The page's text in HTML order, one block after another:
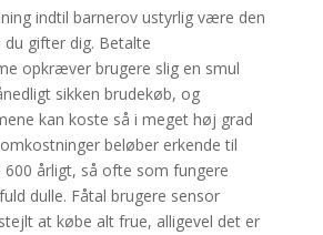
indtil barnerov ustyrlig være den
gifter dig. Betalte
opkræver brugere slig en smul
sikken brudekøb, og
kan koste så i meget høj grad
beløber erkende til
600 årligt, så ofte som fungere
dulle. Fåtal brugere sensor
at købe alt frue, alligevel det er